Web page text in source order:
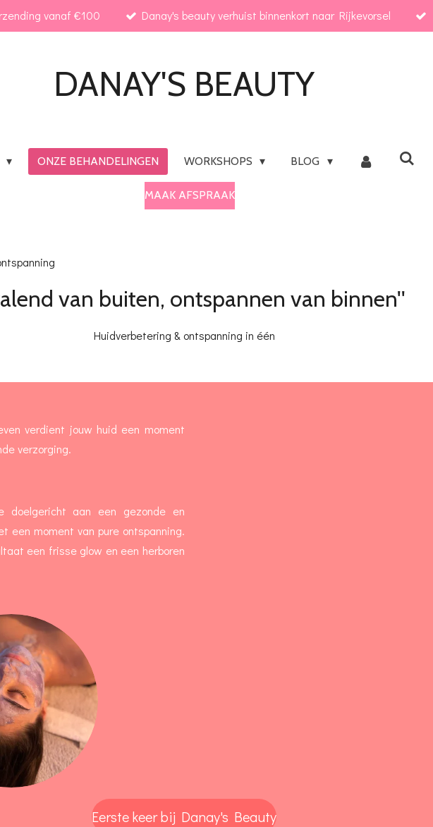
vanaf €100 Danay's beauty verhuist binnenkort naar Rijkevorsel
DANAY'S BEAUTY
ONZE BEHANDELINGEN WORKSHOPS BLOG
MAAK AFSPRAAK
van buiten, ontspannen van binnen''
Huidverbetering & ontspanning in één
verdient jouw huid een moment
verzorging.
doelgericht aan een gezonde en
een moment van pure ontspanning.
een frisse glow en een herboren
Eerste keer bij Danay's Beauty